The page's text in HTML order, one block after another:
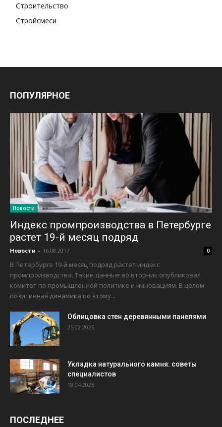
Строительство
Стройсмеси
ПОПУЛЯРНОЕ
Новости
Индекс промпроизводства в Петербурге
растет 19-й месяц подряд
Новости - 16.08.2017 0
В Петербурге 19-й месяц подряд растет индекс
промпроизводства. Такие данные во вторник опубликовал
комитет по промышленной политике и инновациям. В целом
позитивная динамика по этому...
Облицовка стен деревянными панелями
25.02.2025
Укладка натурального камня: советы
специалистов
18.04.2025
ПОСЛЕДНЕЕ